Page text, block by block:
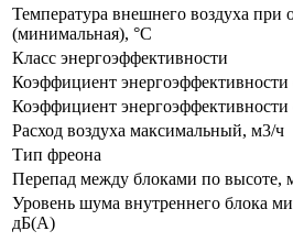
Температура внешнего воздуха при
(минимальная), °С
Класс энергоэффективности
Коэффициент энергоэффективности
Коэффициент
Расход воздуха максимальный, м3/ч
Тип фреона
Перепад между блоками по высоте,
Уровень шума внутреннего блока
дБ(А)